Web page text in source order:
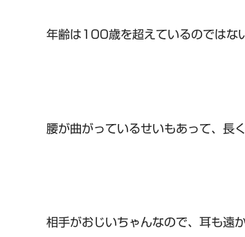
年齢は100歳を超えているのではな
腰が曲がっているせいもあって、長
相手がおじいちゃんなので、耳も遠